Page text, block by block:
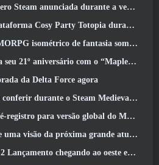
durante a versão 2.8 Programa Especial
durante o Xbox Showcase, Começa o recrutamento beta
de fantasia sombria, Brasas dos sem coroa
aniversário com o “Maple University Event”
da Delta Force agora
durante o Steam Medieval Fest
global do MMORPG de ficção científica RF Online Next
grande atualização de Palia, The Royal Highlands
chegando ao oeste este ano